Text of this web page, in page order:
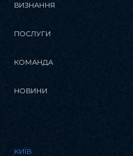
ВИЗНАННЯ
ПОСЛУГИ
КОМАНДА
НОВИНИ
KИЇВ